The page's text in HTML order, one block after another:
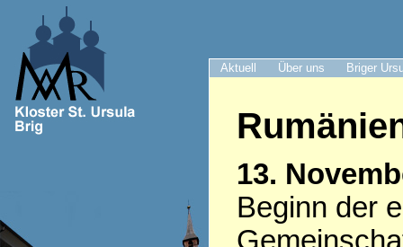
Aktuell Über uns Briger
13.
Beginn der